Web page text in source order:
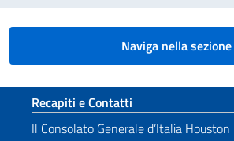
Naviga nella sezione
Sezione footer
Recapiti e Contatti
Il Consolato Generale d’Italia Houston